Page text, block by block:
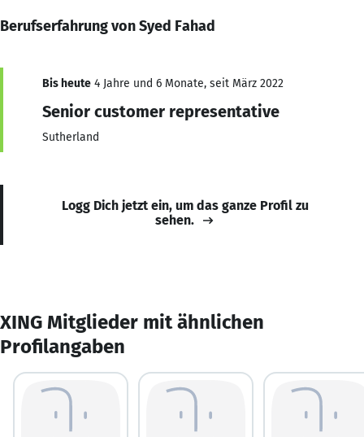
Berufserfahrung von Syed Fahad
Bis heute 4 Jahre und 6 Monate, seit März 2022
Senior customer representative
Sutherland
Logg Dich jetzt ein, um das ganze Profil zu
sehen.
XING Mitglieder mit ähnlichen
Profilangaben